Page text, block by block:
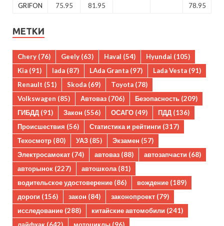
GRIFON
75.95 81.95 78.95
МЕТКИ
Chery (76) Geely (63) Haval (54) Hyundai (105)
Kia (91) lada (87) LAda Granta (97) Lada Vesta (91)
Renault (51) Skoda (69) Toyota (78)
Volkswagen (85) Автоваз (706) Безопасность (209)
ГИБДД (91) Закон (556) ОСАГО (49) ПДД (136)
Происшествия (56) Статистика и рейтинги (317)
Техосмотр (80) УАЗ (85) Экзамен (57)
Электросамокат (74) автоваз (88) автозапчасти (68)
авторынок (227) автошкола(81)
водительское удостоверение (86) вождение (189)
дороги (156) закон (84) законопроект (79)
исследование (288) китайские автомобили (241)